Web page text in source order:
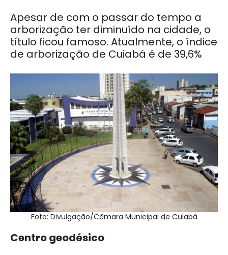
Apesar de com o passar do tempo a
arborização ter diminuído na cidade, o
título ficou famoso. Atualmente, o índice
de arborização de Cuiabá é de 39,6%
Foto: Divulgação/Câmara Municipal de Cuiabá
Centro geodésico